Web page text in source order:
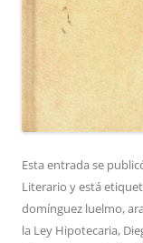
Esta entrada se
Literario y está
domínguez luelmo,
la Ley Hipotecaria,